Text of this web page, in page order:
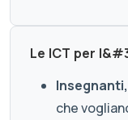
Le ICT per
Insegnanti
che